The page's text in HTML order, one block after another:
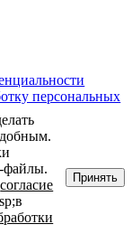
персональных
файлы.
согласие
Принять